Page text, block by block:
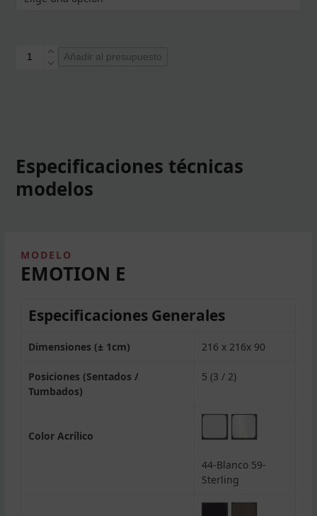
Venta
Añadir al presupuesto
Especificaciones técnicas
modelos
MODELO
EMOTION E
Especificaciones Generales
Dimensiones (± 1cm) 216 x 216x 90
Posiciones (Sentados /
Tumbados)
5 (3 / 2)
Color Acrílico
44-Blanco 59-
Sterling